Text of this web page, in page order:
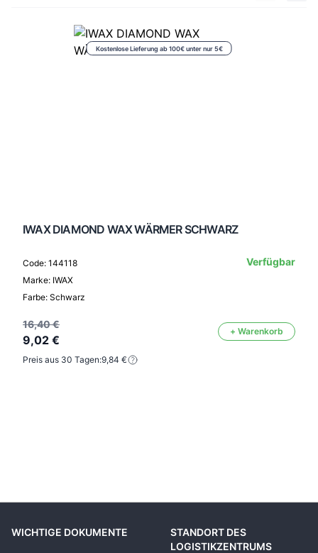
Kostenlose Lieferung ab 100€ unter nur 5€
IWAX DIAMOND WAX WÄRMER SCHWARZ
Code: 144118
Marke: IWAX
Farbe: Schwarz
Verfügbar
16,40 €
9,02 €
+ Warenkorb
Preis aus 30 Tagen:9,84 €
WICHTIGE DOKUMENTE
STANDORT DES
LOGISTIKZENTRUMS